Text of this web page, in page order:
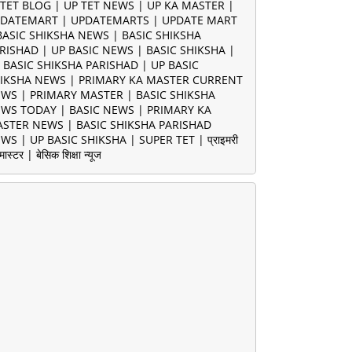
BLOG | UP TET NEWS | UP KA MASTER |
| UPDATEMARTS | UPDATE MART
SHIKSHA NEWS | BASIC SHIKSHA
| UP BASIC NEWS | BASIC SHIKSHA |
BASIC SHIKSHA PARISHAD | UP BASIC
NEWS | PRIMARY KA MASTER CURRENT
| PRIMARY MASTER | BASIC SHIKSHA
TODAY | BASIC NEWS | PRIMARY KA
NEWS | BASIC SHIKSHA PARISHAD
| UP BASIC SHIKSHA | SUPER TET | प्राइमरी
| बेसिक शिक्षा न्यूज